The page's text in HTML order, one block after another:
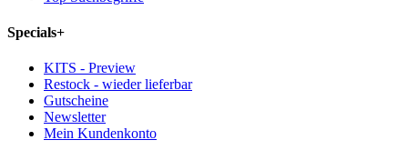
Specials+
KITS - Preview
Restock - wieder lieferbar
Gutscheine
Newsletter
Mein Kundenkonto